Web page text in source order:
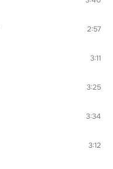
2:57
3:11
3:25
3:34
3:12